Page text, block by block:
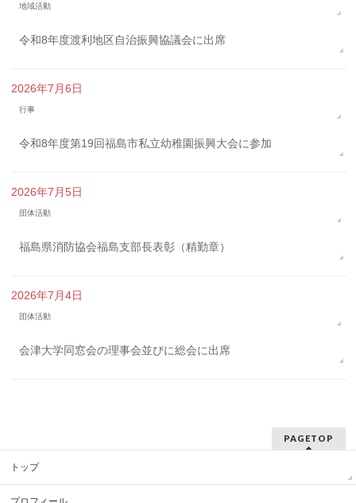
地域活動
令和8年度渡利地区自治振興協議会に出席
2026年7月6日
行事
令和8年度第19回福島市私立幼稚園振興大会に参加
2026年7月5日
団体活動
福島県消防協会福島支部長表彰（精勤章）
2026年7月4日
団体活動
会津大学同窓会の理事会並びに総会に出席
PAGETOP
トップ